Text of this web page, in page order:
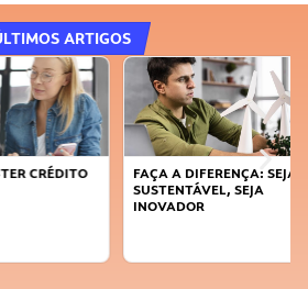
ARTIGOS
FAÇA A DIFERENÇA: SEJA
SUSTENTÁVEL, SEJA
INOVADOR